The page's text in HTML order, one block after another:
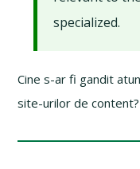
specialized.
Cine s-ar fi gandit
site-urilor de content?